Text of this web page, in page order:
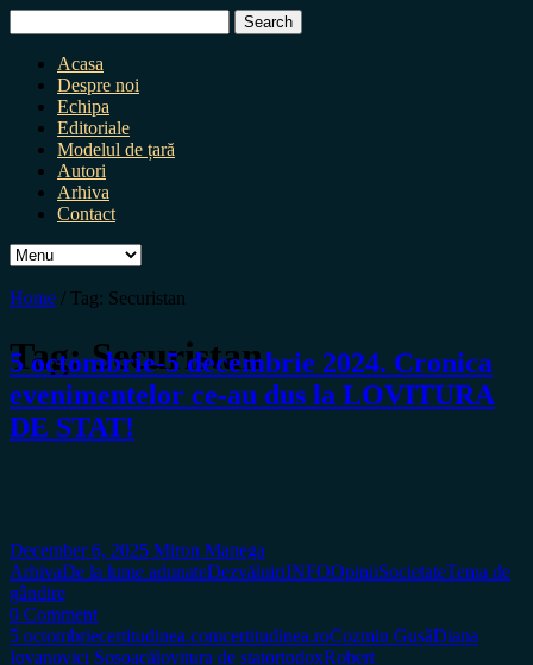
for:
Acasa
Despre noi
Echipa
Editoriale
Modelul de țară
Autori
Arhiva
Contact
Home / Tag: Securistan
Tag:Securistan
5 octombrie-5 decembrie 2024. Cronica
evenimentelor ce-au dus la LOVITURA
DE STAT!
December 6, 2025 Miron Manega
ArhivaDe la lume adunateDezvăluiriINFOOpiniiSocietateTema de
gândire
0 Comment
5 octombriecertitudinea.comcertitudinea.roCozmin GușăDiana
Iovanovici Șoșoacălovitura de statortodoxRobert